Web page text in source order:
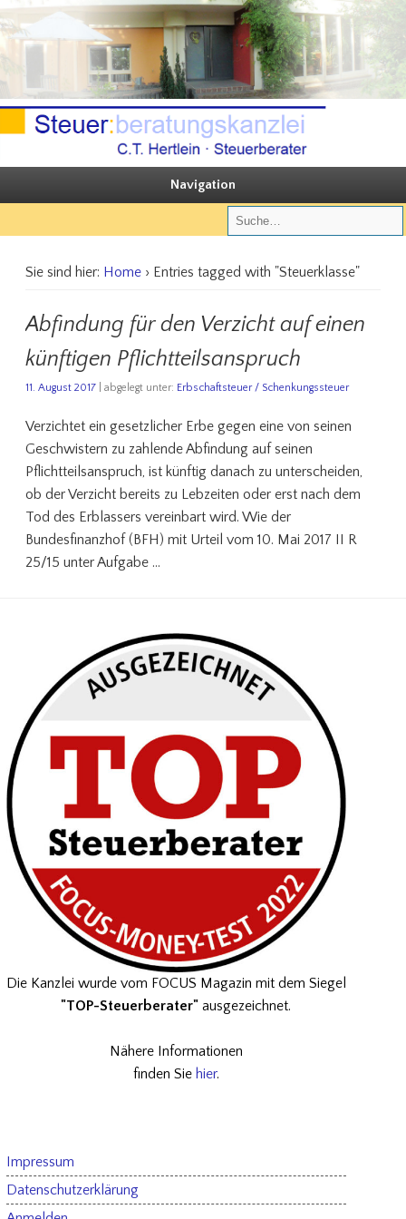
Steuerberatungskanzlei C.T. Hertlein
Sie steuern, wir beraten
Navigation
Sie sind hier: Home› Entries tagged with "Steuerklasse"
Abfindung für den Verzicht auf einen
künftigen Pflichtteilsanspruch
11. August 2017| abgelegt unter: Erbschaftsteuer / Schenkungssteuer
Verzichtet ein gesetzlicher Erbe gegen eine von seinen
Geschwistern zu zahlende Abfindung auf seinen
Pflichtteilsanspruch, ist künftig danach zu unterscheiden,
ob der Verzicht bereits zu Lebzeiten oder erst nach dem
Tod des Erblassers vereinbart wird. Wie der
Bundesfinanzhof (BFH) mit Urteil vom 10. Mai 2017 II R
25/15 unter Aufgabe …
Die Kanzlei wurde vom FOCUS Magazin mit dem Siegel
"TOP-Steuerberater" ausgezeichnet.
Nähere Informationen
finden Sie hier.
Impressum
Datenschutzerklärung